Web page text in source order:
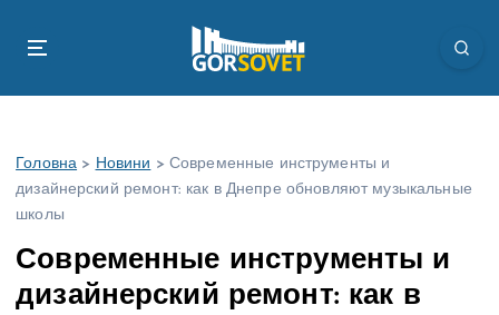
Головна > Новини > Современные инструменты и
дизайнерский ремонт: как в Днепре обновляют музыкальные
школы
Современные инструменты и
дизайнерский ремонт: как в